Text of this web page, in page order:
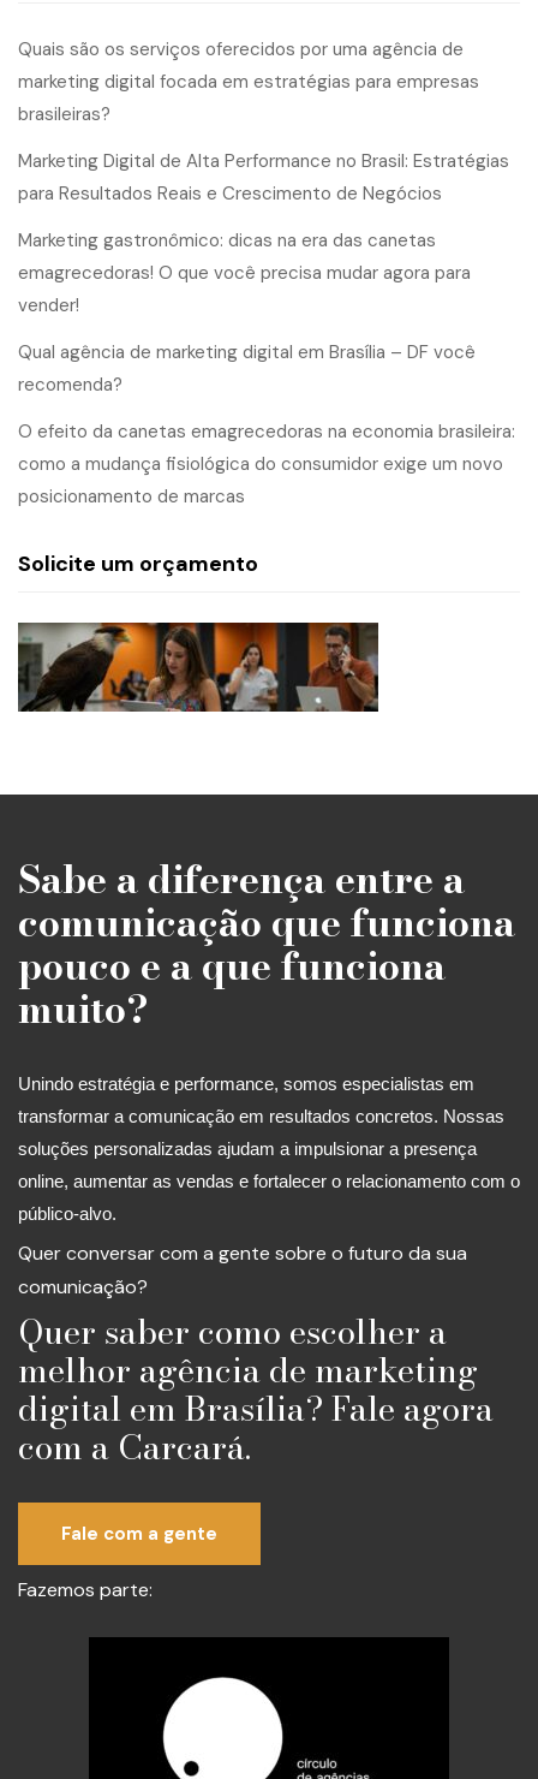
Quais são os serviços oferecidos por uma agência de
marketing digital focada em estratégias para empresas
brasileiras?
Marketing Digital de Alta Performance no Brasil: Estratégias
para Resultados Reais e Crescimento de Negócios
Marketing gastronômico: dicas na era das canetas
emagrecedoras! O que você precisa mudar agora para
vender!
Qual agência de marketing digital em Brasília – DF você
recomenda?
O efeito da canetas emagrecedoras na economia brasileira:
como a mudança fisiológica do consumidor exige um novo
posicionamento de marcas
Solicite um orçamento
Sabe a diferença entre a
comunicação que funciona
pouco e a que funciona
muito?
Unindo estratégia e performance, somos especialistas em
transformar a comunicação em resultados concretos. Nossas
soluções personalizadas ajudam a impulsionar a presença
online, aumentar as vendas e fortalecer o relacionamento com o
público-alvo.
Quer conversar com a gente sobre o futuro da sua
comunicação?
Quer saber como escolher a
melhor agência de marketing
digital em Brasília? Fale agora
com a Carcará.
Fale com a gente
Fazemos parte: